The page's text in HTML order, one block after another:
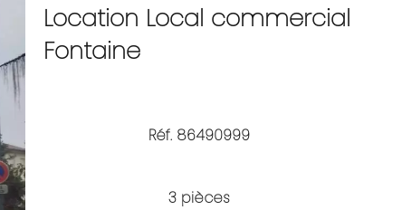
Location Local commercial
Fontaine
Réf. 86490999
3 pièces